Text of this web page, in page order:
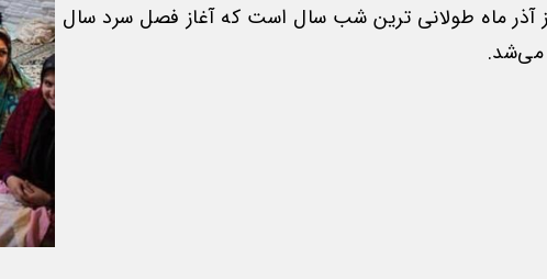
آذر ماه طولانی ترین شب سال است که آغاز فصل سرد سال